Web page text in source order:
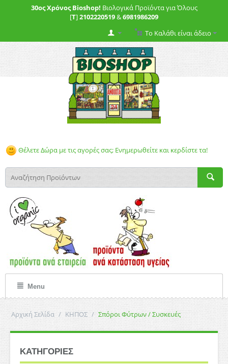
30ος Χρόνος Bioshop! Βιολογικά Προϊόντα για Όλους
[T]2102220519&6981986209
Το Καλάθι είναι άδειο
Θέλετε Δώρα με τις αγορές σας; Ενημερωθείτε και κερδίστε τα!
Menu
Αρχική Σελίδα / ΚΗΠΟΣ / Σπόροι Φύτρων / Συσκευές
ΚΑΤΗΓΟΡΙΕΣ